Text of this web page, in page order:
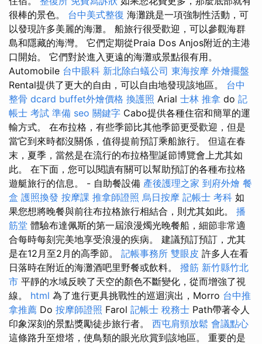
很棒的景色。 台中美式整復 海灘跳是一項強制性活動，可
以發現許多美麗的海灘。 船旅行很受歡迎，可以參觀海群
島和隱藏的海灣。 它們定期從Praia Dos Anjos附近的主港
口開始。 它們對於進入更遠的海灘或景點很有用。
Automobile 台中眼科 新北除白蟻公司 東海按摩 外燴擺盤
Rental提供了更大的自由，可以自由地發現該地區。 台中
整骨 dcard buffet外燴價格 換護照 Arial 士林 推拿 do 記
帳士 考試 準備 seo 關鍵字 Cabo提供各種住宿和簡單的運
輸方式。 在布拉格，有些季節比其他季節更受歡迎，但是
當它到來時都沒關係，值得提前預訂乘船旅行。 但這在春
末，夏季，當然是在流行的布拉格聖誕節博覽會上尤其如
此。 在下面，您可以閱讀有關可以幫助預訂的各種布拉格
遊艇旅行的信息。 - 自助餐設備 產後護理之家 到府外燴 餐
盒 護照換發 按摩課 推拿師證照 烏日按摩 記帳士 考科 如
果您想將晚餐與前往布拉格旅行相結合，則尤其如此。 播
筋堂 體驗布達佩斯的第一屆浪漫燭光晚餐船，細節非常適
合每時每刻完美地享受浪漫的疾病。 建議預訂預訂，尤其
是在12月至2月的高季節。 記帳事務所 雙眼皮 許多人在看
日落時在附近的海灘酒吧里野餐或飲料。 撥筋 新竹縣竹北
市 平靜的水域反映了天空的顏色不斷變化，從而增強了視
線。 html 為了進行更具挑戰性的巡迴演出，Morro 台中推
拿推薦 Do 按摩師證照 Farol 記帳士 稅務士 Path帶著令人
印象深刻的景點獎勵徒步旅行者。 西屯肩頸放鬆 會議點心
這條路升至燈塔，使鳥類的眼光欣賞到該地區。 重要的是